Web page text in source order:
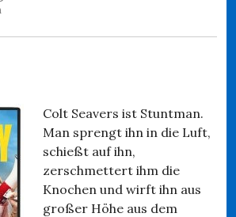
Colt Seavers ist Stuntman.
Man sprengt ihn in die Luft,
schießt auf ihn,
zerschmettert ihm die
Knochen und wirft ihn aus
großer Höhe aus dem